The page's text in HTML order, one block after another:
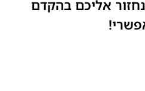
אליכם בהקדם